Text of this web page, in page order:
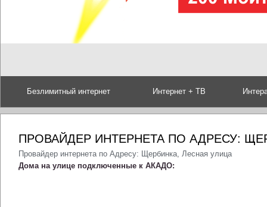
Безлимитный интернет Интернет + ТВ
ПРОВАЙДЕР ИНТЕРНЕТА ПО АДРЕСУ:
Провайдер интернета по Адресу: Щербинка, Лесная улица
Дома на улице подключенные к АКАДО: